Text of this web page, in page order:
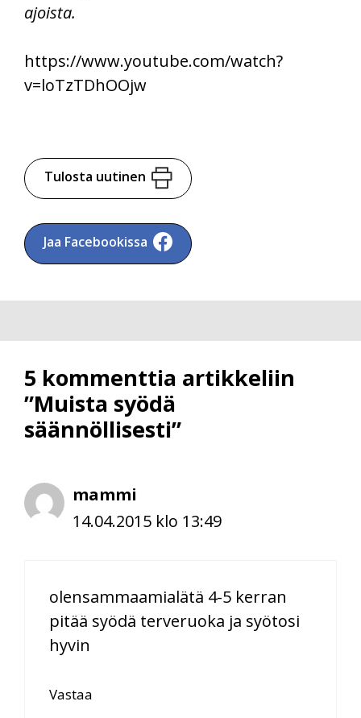
ajoista.
https://www.youtube.com/watch?
v=loTzTDhOOjw
Tulosta uutinen
Jaa Facebookissa
5 kommenttia artikkeliin
”Muista syödä
säännöllisesti”
mammi
14.04.2015 klo 13:49
olensammaamialätä 4-5 kerran
pitää syödä terveruoka ja syötosi
hyvin
Vastaa